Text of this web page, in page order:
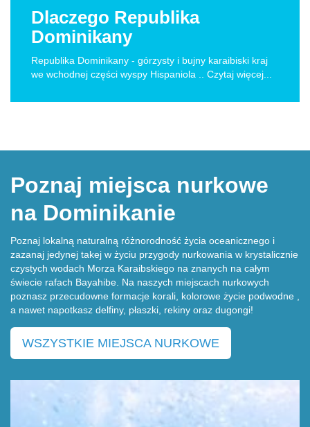
Dlaczego Republika
Dominikany
Republika Dominikany - górzysty i bujny karaibiski kraj
we wchodnej części wyspy Hispaniola .. Czytaj więcej...
Poznaj miejsca nurkowe
na Dominikanie
Poznaj lokalną naturalną różnorodność życia oceanicznego i
zazanaj jedynej takej w życiu przygody nurkowania w krystalicznie
czystych wodach Morza Karaibskiego na znanych na całym
świecie rafach Bayahibe. Na naszych miejscach nurkowych
poznasz przecudowne formacje korali, kolorowe życie podwodne ,
a nawet napotkasz delfiny, płaszki, rekiny oraz dugongi!
WSZYSTKIE MIEJSCA NURKOWE